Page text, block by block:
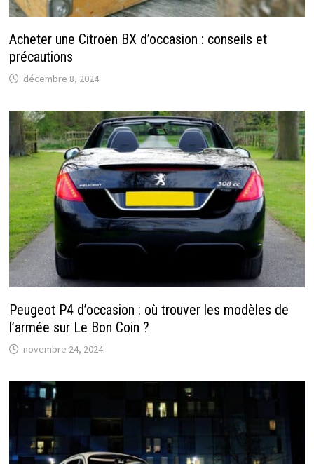
Acheter une Citroën BX d’occasion : conseils et
précautions
décembre 8, 2024
Peugeot P4 d’occasion : où trouver les modèles de
l’armée sur Le Bon Coin ?
novembre 24, 2024